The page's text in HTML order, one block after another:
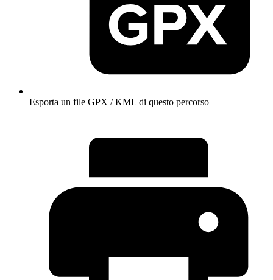
Esporta un file GPX / KML di questo percorso